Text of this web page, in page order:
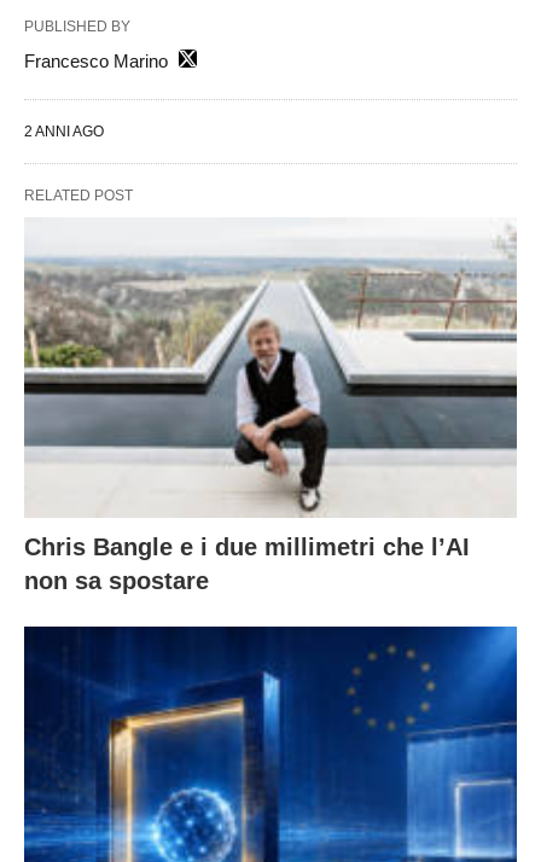
PUBLISHED BY
Francesco Marino
2 ANNI AGO
RELATED POST
Chris Bangle e i due millimetri che l’AI
non sa spostare